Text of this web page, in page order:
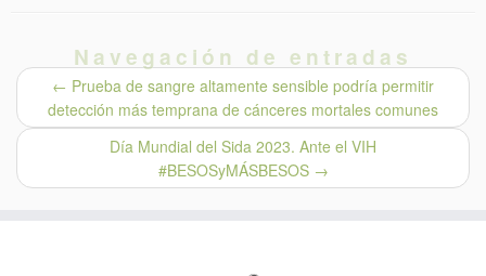
Navegación de entradas
← Prueba de sangre altamente sensible podría permitir
detección más temprana de cánceres mortales comunes
Día Mundial del Sida 2023. Ante el VIH
#BESOSyMÁSBESOS →